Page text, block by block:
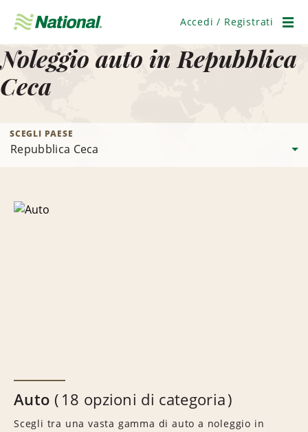
navigazione
Accedi / Registrati
Noleggio auto in Repubblica
Ceca
SCEGLI PAESE
Auto 18 opzioni di categoria
Scegli tra una vasta gamma di auto a noleggio in